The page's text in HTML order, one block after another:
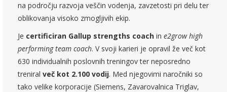
na področju razvoja veščin vodenja, zavzetosti pri delu ter
oblikovanja visoko zmogljivih ekip.
Je certificiran Gallup strengths coach in e2grow high
performing team coach. V svoji karieri je opravil že več kot
630 individualnih poslovnih treningov ter neposredno
treniral več kot 2.100 vodij. Med njegovimi naročniki so
tako velike korporacije (Siemens, Zavarovalnica Triglav,